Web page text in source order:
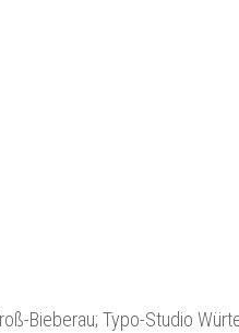
Bieberau; Typo-Studio